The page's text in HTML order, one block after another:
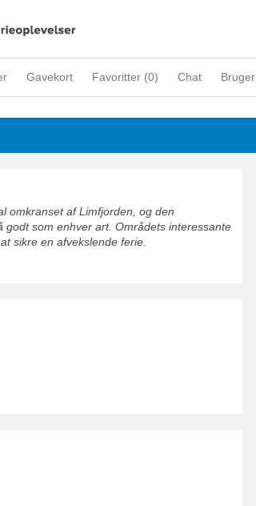
Gavekort Favoritter (0) Chat Bruger
omkranset af Limfjorden, og den
som enhver art. Områdets interessante
sikre en afvekslende ferie.